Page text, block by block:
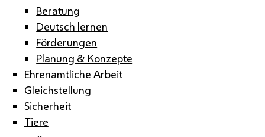
Beratung
Deutsch lernen
Förderungen
Planung & Konzepte
Ehrenamtliche Arbeit
Gleichstellung
Sicherheit
Tiere